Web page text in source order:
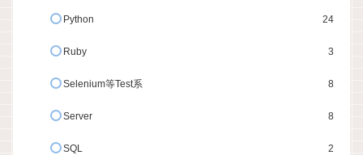
Python 24
Ruby 3
Selenium等Test系 8
Server 8
SQL 2